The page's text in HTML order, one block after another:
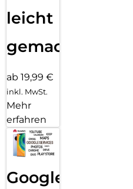
leicht
gemacht!
ab 19,99 €
inkl. MwSt.
Mehr
erfahren
Google